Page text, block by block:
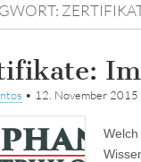
• 12. November 2015